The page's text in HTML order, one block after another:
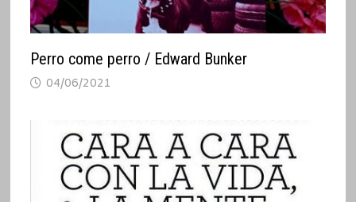
Perro come perro / Edward Bunker
04/06/2021